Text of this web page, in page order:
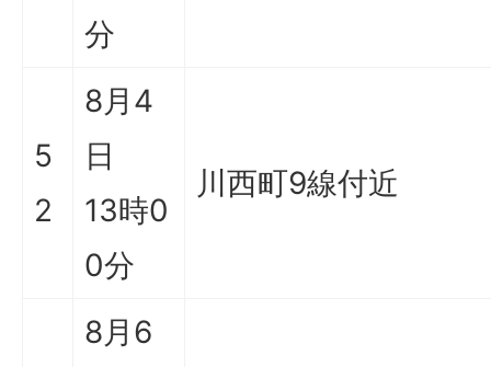
分
5
2
8月4
日
13時0
0分
川西町9線付近
8月6